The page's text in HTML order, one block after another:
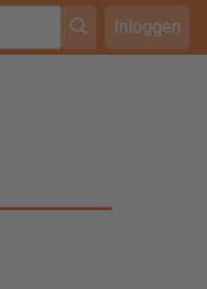
Inloggen